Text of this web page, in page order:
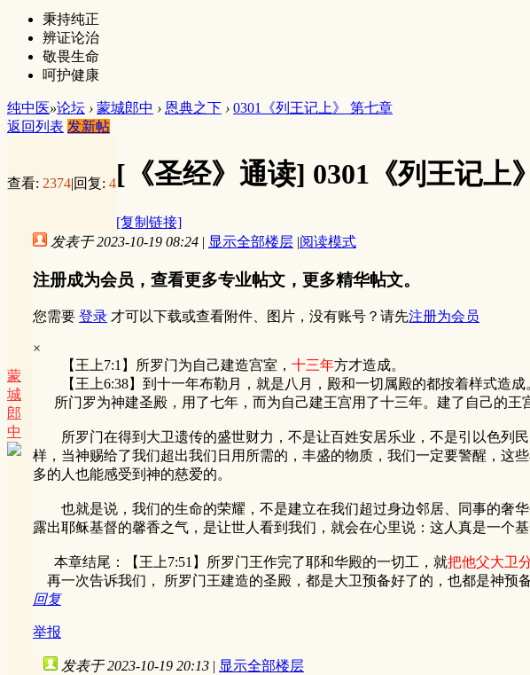
秉持纯正
辨证论治
敬畏生命
呵护健康
纯中医»论坛 › 蒙城郎中 › 恩典之下 › 0301《列王记上》 第七章
返回列表 发新帖
查看: 2374|回复: 4[《圣经》通读] 0301《列王记上
[复制链接]
蒙
城
郎
中
发表于 2023-10-19 08:24 | 显示全部楼层 |阅读模式
注册成为会员，查看更多专业帖文，更多精华帖文。
您需要 登录 才可以下载或查看附件、图片，没有账号？请先注册为会员
×
【王上7:1】所罗门为自己建造宫室， 十三年方才造成。
【王上6:38】到十一年布勒月，就是八月，殿和一切属殿的都按着样式造成
所门罗为神建圣殿，用了七年，而为自己建王宫用了十三年。建了自己的王
所罗门在得到大卫遗传的盛世财力，不是让百姓安居乐业，不是引以色列
样，当神赐给了我们超出我们日用所需的，丰盛的物质，我们一定要警醒，这
多的人也能感受到神的慈爱的。
也就是说，我们的生命的荣耀，不是建立在我们超过身边邻居、同事的奢
露出耶稣基督的馨香之气，是让世人看到我们，就会在心里说：这人真是一个基
本章结尾：【王上7:51】所罗门王作完了耶和华殿的一切工，就把他父大卫
再一次告诉我们， 所罗门王建造的圣殿，都是大卫预备好了的，也都是神预
回复
举报
发表于 2023-10-19 20:13 | 显示全部楼层